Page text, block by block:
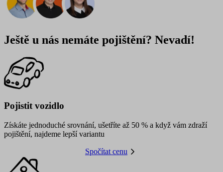
Ještě u nás nemáte pojištění? Nevadí!
Pojistit vozidlo
Získáte jednoduché srovnání, ušetříte až 50 % a když vám zdraží
pojištění, najdeme lepší variantu
Spočítat cenu